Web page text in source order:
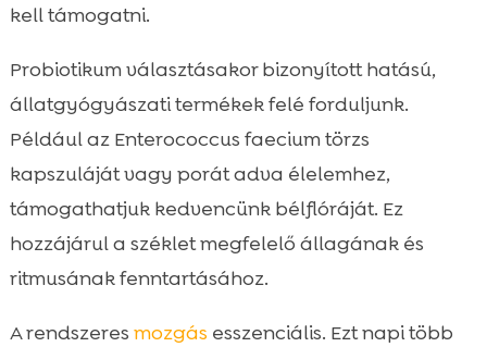
kell támogatni.
Probiotikum választásakor bizonyított hatású,
állatgyógyászati termékek felé forduljunk.
Például az Enterococcus faecium törzs
kapszuláját vagy porát adva élelemhez,
támogathatjuk kedvencünk bélflóráját. Ez
hozzájárul a széklet megfelelő állagának és
ritmusának fenntartásához.
A rendszeres mozgás esszenciális. Ezt napi több